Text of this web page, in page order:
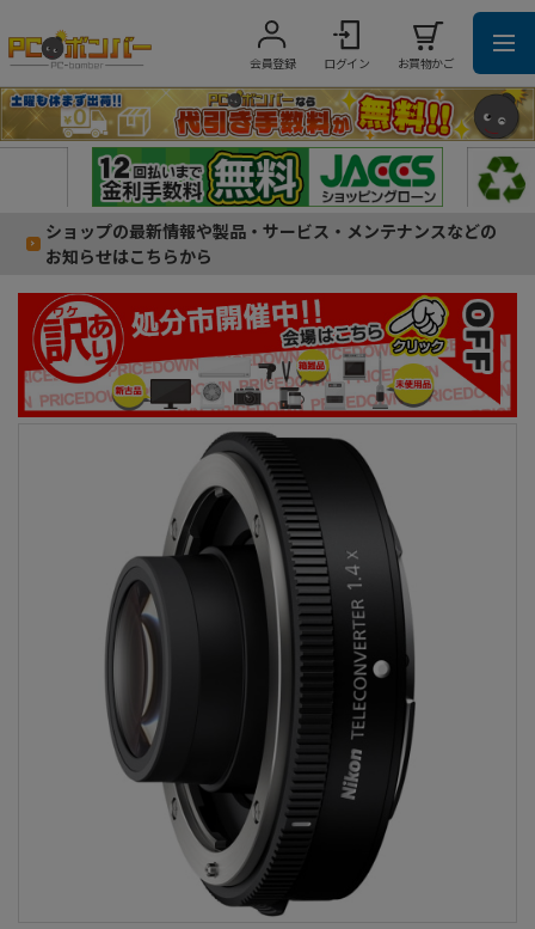
会員登録 ログイン お買物かご
ショップの最新情報や製品・サービス・メンテナンスなどの
お知らせはこちらから